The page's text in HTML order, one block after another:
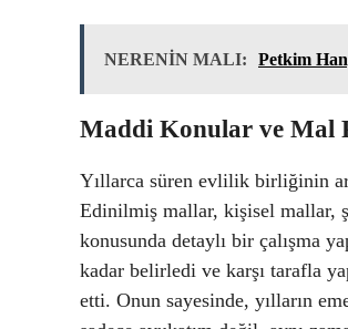
NERENİN MALI: Petkim
Maddi Konular ve Mal
Yıllarca süren evlilik birliğinin
Edinilmiş mallar, kişisel mallar,
konusunda detaylı bir çalışma
kadar belirledi ve karşı tarafla
etti. Onun sayesinde, yılların